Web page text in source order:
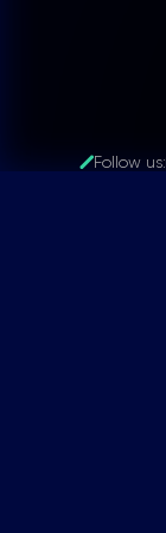
Follow us: